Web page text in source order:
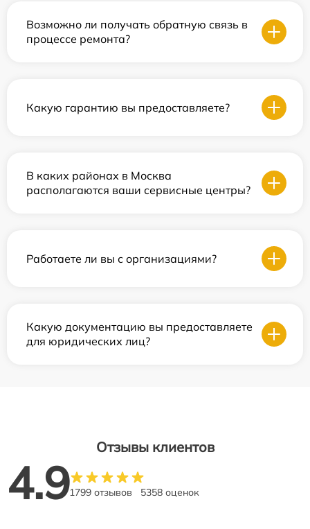
Возможно ли получать обратную связь в
процессе ремонта?
Какую гарантию вы предоставляете?
В каких районах в Москва
располагаются ваши сервисные центры?
Работаете ли вы с организациями?
Какую документацию вы предоставляете
для юридических лиц?
Отзывы клиентов
4.91799 отзывов 5358 оценок